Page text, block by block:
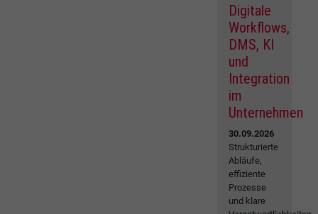
Digitale
Workflows,
DMS, KI
und
Integration
im
Unternehmen
30.09.2026
Strukturierte
Abläufe,
effiziente
Prozesse
und klare